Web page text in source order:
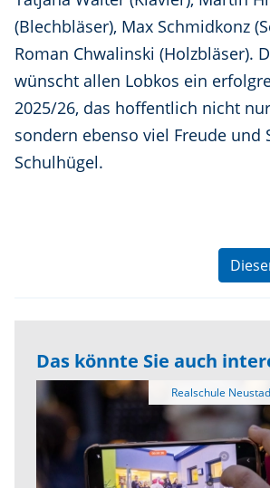
(Blechbläser), Max Schmidkonz
Roman Chwalinski (Holzbläser).
wünscht allen Lobkos ein
2025/26, das hoffentlich nicht
sondern ebenso viel Freude und
Schulhügel.
Das könnte Sie auch